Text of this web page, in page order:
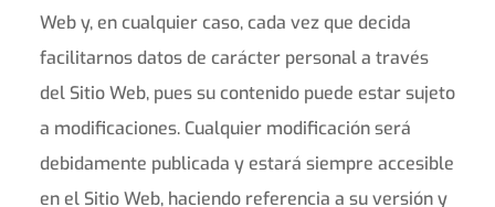
Web y, en cualquier caso, cada vez que decida
facilitarnos datos de carácter personal a través
del Sitio Web, pues su contenido puede estar sujeto
a modificaciones. Cualquier modificación será
debidamente publicada y estará siempre accesible
en el Sitio Web, haciendo referencia a su versión y